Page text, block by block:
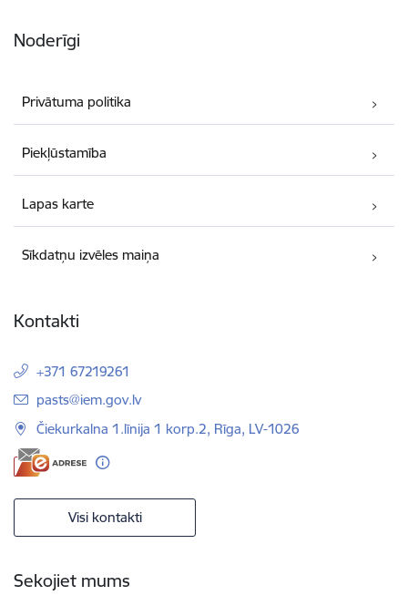
Noderīgi
Privātuma politika
Piekļūstamība
Lapas karte
Sīkdatņu izvēles maiņa
Kontakti
+371 67219261
E-pasts:
pasts@iem.gov.lv
Čiekurkalna 1.līnija 1 korp.2, Rīga, LV-1026
Visi kontakti
Sekojiet mums